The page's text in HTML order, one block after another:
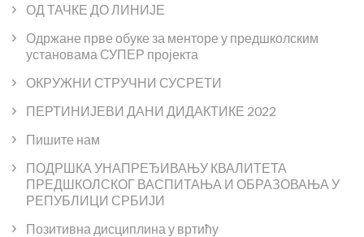
ОД ТАЧКЕ ДО ЛИНИЈЕ
Одржане прве обуке за менторе у предшколским
установама СУПЕР пројекта
ОКРУЖНИ СТРУЧНИ СУСРЕТИ
ПЕРТИНИЈЕВИ ДАНИ ДИДАКТИКЕ 2022
Пишите нам
ПОДРШКА УНАПРЕЂИВАЊУ КВАЛИТЕТА
ПРЕДШКОЛСКОГ ВАСПИТАЊА И ОБРАЗОВАЊА У
РЕПУБЛИЦИ СРБИЈИ
Позитивна дисциплина у вртићу